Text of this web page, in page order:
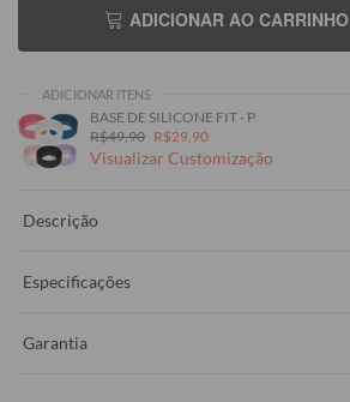
ADICIONAR AO CARRINHO
ADICIONAR ITENS
BASE DE SILICONE FIT - P
R$49,90 R$29,90
Visualizar Customização
Descrição
Especificações
Garantia